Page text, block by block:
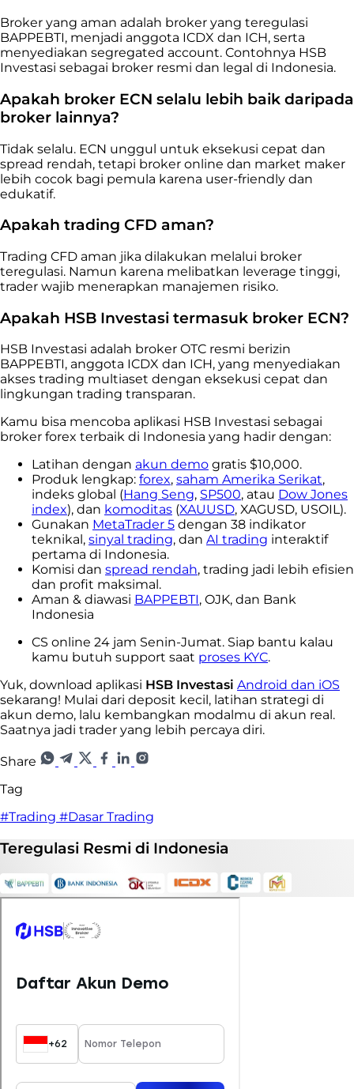
Broker yang aman adalah broker yang teregulasi
BAPPEBTI, menjadi anggota ICDX dan ICH, serta
menyediakan segregated account. Contohnya HSB
Investasi sebagai broker resmi dan legal di Indonesia.
Apakah broker ECN selalu lebih baik daripada
broker lainnya?
Tidak selalu. ECN unggul untuk eksekusi cepat dan
spread rendah, tetapi broker online dan market maker
lebih cocok bagi pemula karena user-friendly dan
edukatif.
Apakah trading CFD aman?
Trading CFD aman jika dilakukan melalui broker
teregulasi. Namun karena melibatkan leverage tinggi,
trader wajib menerapkan manajemen risiko.
Apakah HSB Investasi termasuk broker ECN?
HSB Investasi adalah broker OTC resmi berizin
BAPPEBTI, anggota ICDX dan ICH, yang menyediakan
akses trading multiaset dengan eksekusi cepat dan
lingkungan trading transparan.
Kamu bisa mencoba aplikasi HSB Investasi sebagai
broker forex terbaik di Indonesia yang hadir dengan:
Latihan dengan akun demo gratis $10,000.
Produk lengkap: forex, saham Amerika Serikat,
indeks global (Hang Seng, SP500, atau Dow Jones
index), dan komoditas (XAUUSD, XAGUSD, USOIL).
Gunakan MetaTrader 5 dengan 38 indikator
teknikal, sinyal trading, dan AI trading interaktif
pertama di Indonesia.
Komisi dan spread rendah, trading jadi lebih efisien
dan profit maksimal.
Aman & diawasi BAPPEBTI, OJK, dan Bank
Indonesia
CS online 24 jam Senin-Jumat. Siap bantu kalau
kamu butuh support saat proses KYC.
Yuk, download aplikasi HSB Investasi Android dan iOS
sekarang! Mulai dari deposit kecil, latihan strategi di
akun demo, lalu kembangkan modalmu di akun real.
Saatnya jadi trader yang lebih percaya diri.
Share
Tag
#Trading #Dasar Trading
Teregulasi Resmi di Indonesia